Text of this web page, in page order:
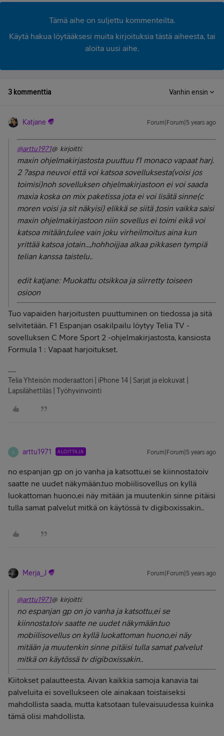
Tämä aihe on suljettu kommenteilta.
Käytä hakua löytääksesi muita kirjoituksia tästä aiheesta, tai
aloita uusi aihe.
3 kommenttia Vanhin ensin
Katjane Forum|Forum|5 years ago
@arttu1971@ kirjoitti:
maxin ohjelmakirjastosta puuttuu f1 monaco vapaat harj.
2 ?aspa neuvoi että voi katsoa sovelluksesta(voisi jos
toimisi)noh sovelluksen ohjelmakirjastoon ei voi saada
maxia koska on mix paketissa jota ei voi lisätä sinne(c
moren voisi ja sit näkyisi) elikkä se siitä ,tosin vaikka saisi
maxin ohjelmakirjastoon niin sovellus ei toimi eikä voi
katsoa mitään,tulee vain joku virheilmoitus aina kun
yrittää katsoa jotain...,hohhoijjaa alkaa pikkasen tympiä
telian kanssa taistelu..
edit katjane: Muokattu otsikkoa ja siirretty toiseen
osioon
Tuo vapaiden harjoitusten puuttuminen on tiedossa ja sitä
selvitetään. F1 Espanjan osakilpailu löytyy Telia TV -
sovelluksen C More Sport 2 -ohjelmakirjastosta, kansiosta
Formula 1 : Vapaat harjoitukset.
Telia Yhteisön moderaattori | iPhone 14 | Sarjat ja elokuvat |
Lapsilähettiläs | Työhyvinvointi
A arttu1971 ALOITTAJA Forum|Forum|5 years ago
no espanjan gp on jo vanha ja katsottu,ei se kiinnosta.toiv
saatte ne uudet näkymään.tuo mobiilisovellus on kyllä
luokattoman huono,ei näy mitään ja muutenkin sinne pitäisi
tulla samat palvelut mitkä on käytössä tv digiboxissakin..
Merja_J Forum|Forum|5 years ago
@arttu1971@ kirjoitti:
no espanjan gp on jo vanha ja katsottu,ei se
kiinnosta.toiv saatte ne uudet näkymään.tuo
mobiilisovellus on kyllä luokattoman huono,ei näy
mitään ja muutenkin sinne pitäisi tulla samat palvelut
mitkä on käytössä tv digiboxissakin..
Kiitokset palautteesta. Aivan kaikkia samoja kanavia tai
palveluita ei sovellukseen ole ainakaan toistaiseksi
mahdollista saada, mutta katsotaan tulevaisuudessa kuinka
tämä olisi mahdollista.